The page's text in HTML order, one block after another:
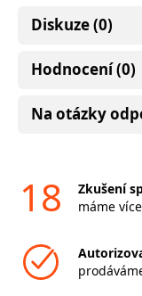
Diskuze (0)
Hodnocení (0)
Na otázky
18
Zkušení
máme